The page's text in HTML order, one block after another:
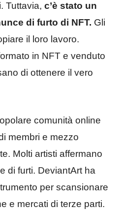
Tuttavia, c’è stato un
di furto di NFT. Gli
il loro lavoro.
in NFT e venduto
di ottenere il vero
comunità online
membri e mezzo
Molti artisti affermano
di furti. DeviantArt ha
per scansionare
e mercati di terze parti.